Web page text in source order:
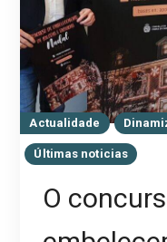
Actualidade
Últimas noticias
O